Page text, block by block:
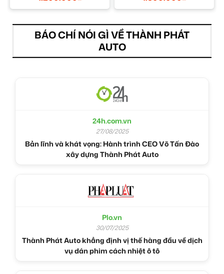
BÁO CHÍ NÓI GÌ VỀ THÀNH PHÁT
AUTO
24h.com.vn
27/08/2025
Bản lĩnh và khát vọng: Hành trình CEO Võ Tấn Đào
xây dựng Thành Phát Auto
Plo.vn
30/07/2025
Thành Phát Auto khẳng định vị thế hàng đầu về dịch
vụ dán phim cách nhiệt ô tô